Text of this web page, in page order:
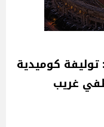
كوميدية
غريب